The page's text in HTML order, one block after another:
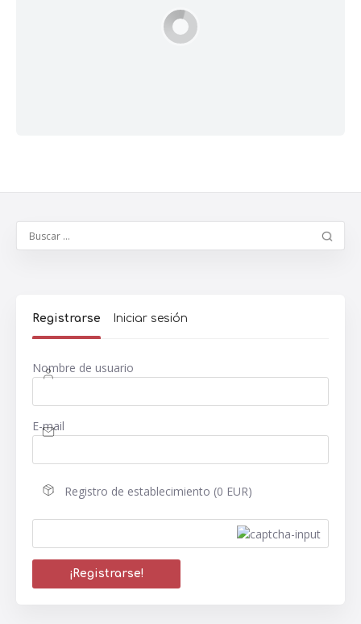
Registrarse Iniciar sesión
Nombre de usuario
E-mail
Registro de establecimiento (0 EUR)